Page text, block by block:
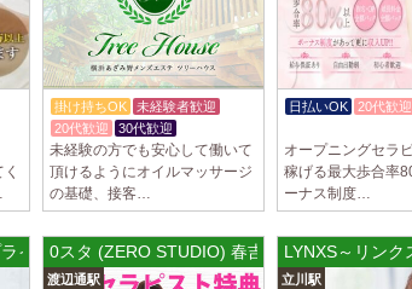
2025/03/29[蒲田駅]
LIVSPA (リブス
当店の募集は嘘偽
いさせていただき
2025/03/28[恵比
大人の隠れ家 恵
る講習時のセクハ
トが講…
掛け持ちOK
未経験者歓迎
20代歓迎
30代歓迎
未経験の方でも安心して働いて
頂けるようにオイルマッサージ
の基礎、接客…
日払いOK 20代歓迎
オープニングセラ
稼げる最大歩合率
ーナス制度…
イベートサロン ヴィエリス
0スタ (ZERO STUDIO) 春吉ルーム
渡辺通駅
LYNXS～リンク
立川駅